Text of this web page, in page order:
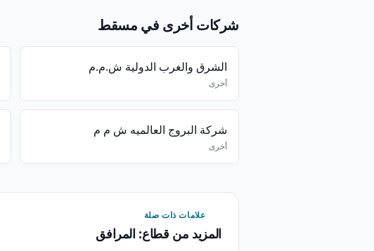
شركات أخرى في مسقط
الشرق والغرب الدولية ش.م.م
أخرى
شركة البروج العالميه ش م م
أخرى
علامات ذات صلة
المزيد من قطاع: المرافق